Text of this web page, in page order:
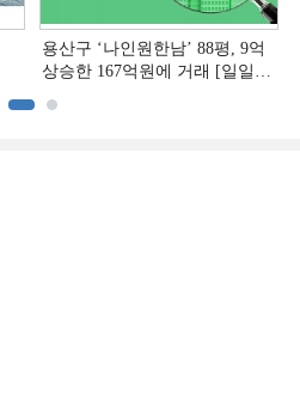
용산구 ‘나인원한남’ 88평, 9억
상승한 167억원에 거래 [일일